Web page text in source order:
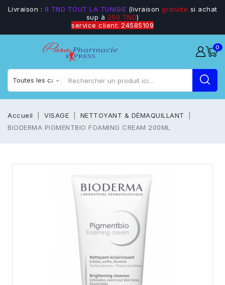
Livraison : 8 TND TOUT LA TUNISIE (livraison gratuite si achat
sup à 250 TND)
service client: 24585109
0
Accueil VISAGE
NETTOYANT & DÉMAQUILLANT
BIODERMA PIGMENTBIO FOAMING CREAM 200ML